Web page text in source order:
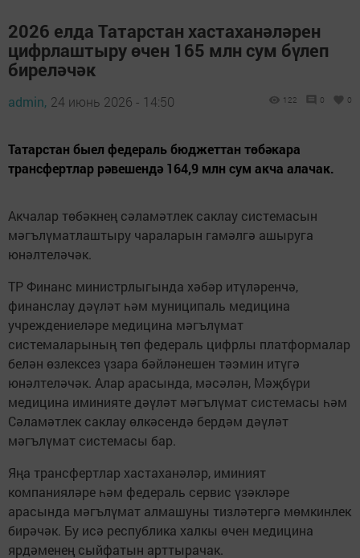
2026 елда Татарстан хастаханәләрен
цифрлаштыру өчен 165 млн сум бүлеп
биреләчәк
admin, 24 июнь 2026 - 14:50 122 0 0
Татарстан быел федераль бюджеттан төбәкара
трансфертлар рәвешендә 164,9 млн сум акча алачак.
Акчалар төбәкнең сәламәтлек саклау системасын
мәгълүматлаштыру чараларын гамәлгә ашыруга
юнәлтеләчәк.
ТР Финанс министрлыгында хәбәр итүләренчә,
финанслау дәүләт һәм муниципаль медицина
учреждениеләре медицина мәгълүмат
системаларының төп федераль цифрлы платформалар
белән өзлексез үзара бәйләнешен тәэмин итүгә
юнәлтеләчәк. Алар арасында, мәсәлән, Мәҗбүри
медицина иминияте дәүләт мәгълүмат системасы һәм
Сәламәтлек саклау өлкәсендә бердәм дәүләт
мәгълүмат системасы бар.
Яңа трансфертлар хастаханәләр, иминият
компанияләре һәм федераль сервис үзәкләре
арасында мәгълүмат алмашуны тизләтергә мөмкинлек
бирәчәк. Бу исә республика халкы өчен медицина
ярдәменең сыйфатын арттырачак.